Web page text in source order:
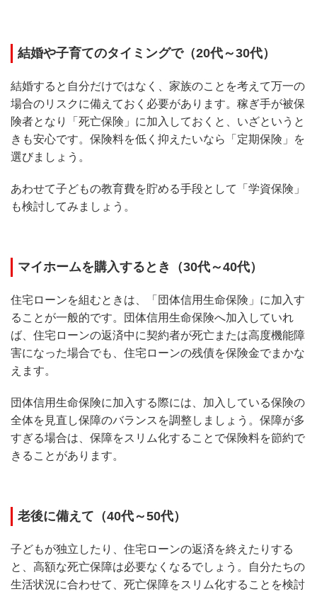
結婚や子育てのタイミングで（20代～30代）
結婚すると自分だけではなく、家族のことを考えて万一の
場合のリスクに備えておく必要があります。稼ぎ手が被保
険者となり「死亡保険」に加入しておくと、いざというと
きも安心です。保険料を低く抑えたいなら「定期保険」を
選びましょう。
あわせて子どもの教育費を貯める手段として「学資保険」
も検討してみましょう。
マイホームを購入するとき（30代～40代）
住宅ローンを組むときは、「団体信用生命保険」に加入す
ることが一般的です。団体信用生命保険へ加入していれ
ば、住宅ローンの返済中に契約者が死亡または高度機能障
害になった場合でも、住宅ローンの残債を保険金でまかな
えます。
団体信用生命保険に加入する際には、加入している保険の
全体を見直し保障のバランスを調整しましょう。保障が多
すぎる場合は、保障をスリム化することで保険料を節約で
きることがあります。
老後に備えて（40代～50代）
子どもが独立したり、住宅ローンの返済を終えたりする
と、高額な死亡保障は必要なくなるでしょう。自分たちの
生活状況に合わせて、死亡保障をスリム化することを検討